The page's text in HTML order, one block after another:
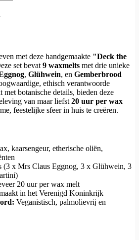
met deze handgemaakte "Deck the
set bevat 9 waxmelts met drie unieke
, Glühwein, en Gemberbrood
ethisch verantwoorde
botanische details, bieden deze
van maar liefst 20 uur per wax
feestelijke sfeer in huis te creëren.
kaarsengeur, etherische oliën,
(3 x Mrs Claus Eggnog, 3 x Glühwein, 3
20 uur per wax melt
in het Verenigd Koninkrijk
Veganistisch, palmolievrij en